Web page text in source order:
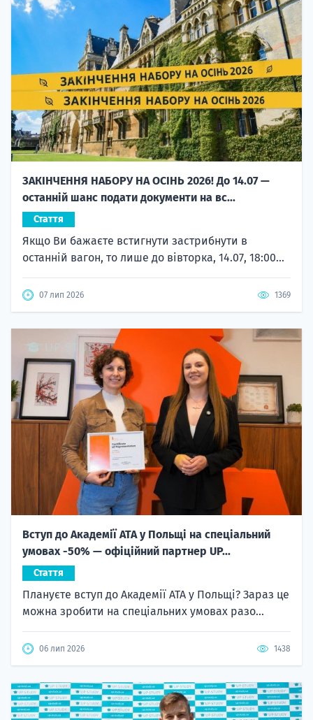
ЗАКІНЧЕННЯ НАБОРУ НА ОСІНЬ 2026! До 14.07 —
останній шанс подати документи на вс...
Стаття
Якщо Ви бажаєте встигнути застрибнути в
останній вагон, то лише до вівторка, 14.07, 18:00...
07 лип 2026 1369
Вступ до Академії ATA у Польщі на спеціальний
умовах -50% — офіційний партнер UP...
Стаття
Плануєте вступ до Академії ATA у Польщі? Зараз це
можна зробити на спеціальних умовах разо...
06 лип 2026 1438